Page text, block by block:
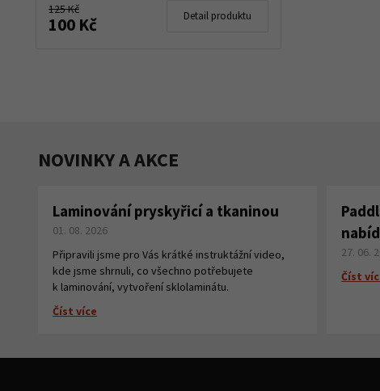
125 Kč
100 Kč Detail produktu
NOVINKY A AKCE
Laminování pryskyřicí a tkaninou
01. 08. 2026
Připravili jsme pro Vás krátké instruktážní video,
kde jsme shrnuli, co všechno potřebujete
k laminování, vytvoření sklolaminátu.
Číst více
27. 06.
Číst